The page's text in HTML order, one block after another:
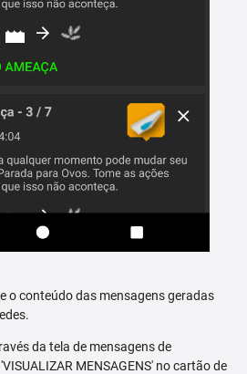
o conteúdo das mensagens geradas
da tela de mensagens de
MENSAGENS' no cartão de